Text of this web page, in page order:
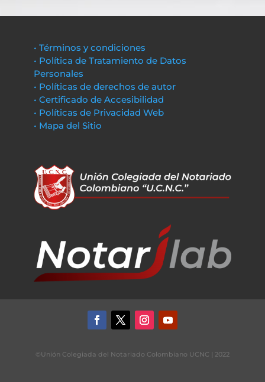
• Términos y condiciones
• Política de Tratamiento de Datos
Personales
• Políticas de derechos de autor
• Certificado de Accesibilidad
• Políticas de Privacidad Web
• Mapa del Sitio
©Unión Colegiada del Notariado Colombiano UCNC | 2022